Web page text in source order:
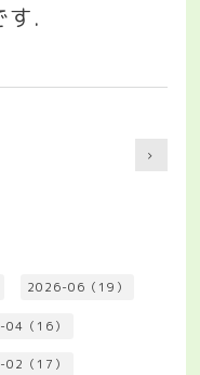
す.
2026-06（19）
（16）
（17）